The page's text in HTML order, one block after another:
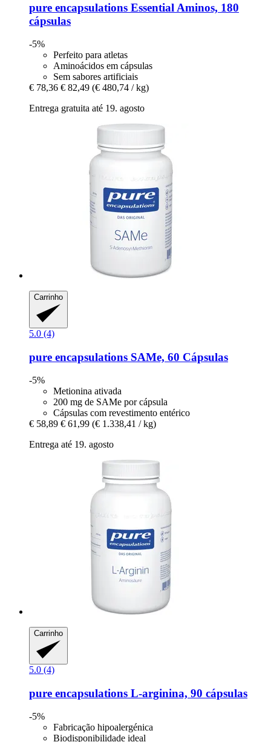
pure encapsulations Essential Aminos, 180
cápsulas
-5%
Perfeito para atletas
Aminoácidos em cápsulas
Sem sabores artificiais
€ 78,36 € 82,49 (€ 480,74 / kg)
Entrega gratuita até 19. agosto
Carrinho
5.0 (4)
pure encapsulations SAMe, 60 Cápsulas
-5%
Metionina ativada
200 mg de SAMe por cápsula
Cápsulas com revestimento entérico
€ 58,89 € 61,99 (€ 1.338,41 / kg)
Entrega até 19. agosto
Carrinho
5.0 (4)
pure encapsulations L-​arginina, 90 cápsulas
-5%
Fabricação hipoalergénica
Biodisponibilidade ideal